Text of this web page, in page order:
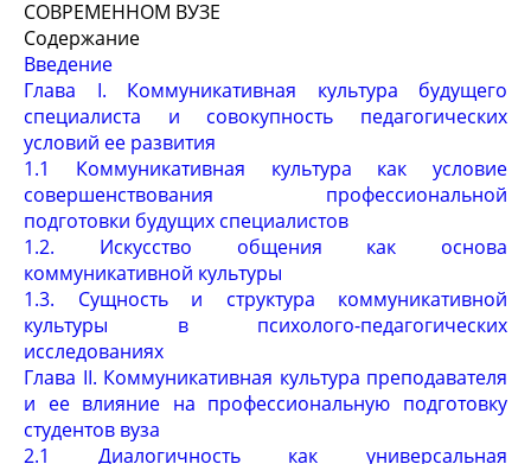
СОВРЕМЕННОМ ВУЗЕ
Содержание
Введение
Глава I. Коммуникативная культура будущего
специалиста и совокупность педагогических
условий ее развития
1.1 Коммуникативная культура как условие
совершенствования профессиональной
подготовки будущих специалистов
1.2. Искусство общения как основа
коммуникативной культуры
1.3. Сущность и структура коммуникативной
культуры в психолого-педагогических
исследованиях
Глава II. Коммуникативная культура преподавателя
и ее влияние на профессиональную подготовку
студентов вуза
2.1 Диалогичность как универсальная